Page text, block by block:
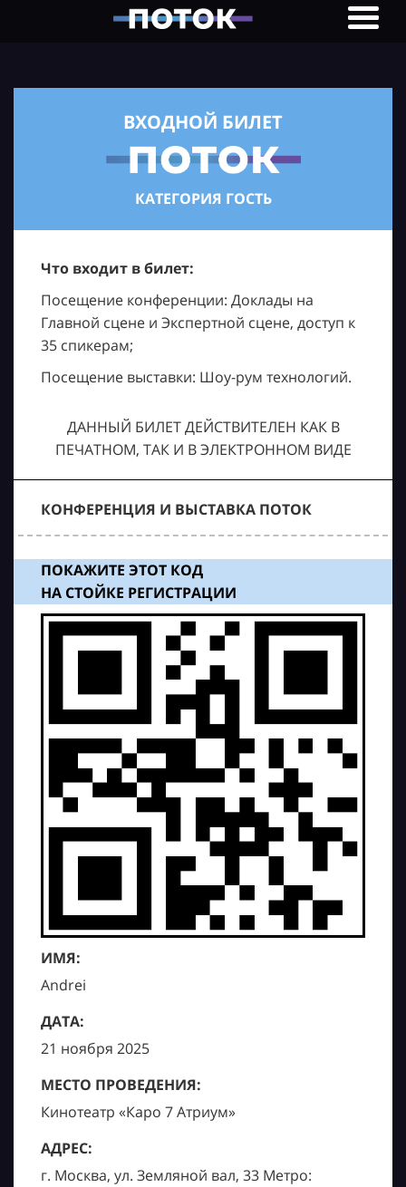
ВХОДНОЙ БИЛЕТ
КАТЕГОРИЯ ГОСТЬ
Что входит в билет:
Посещение конференции: Доклады на
Главной сцене и Экспертной сцене, доступ к
35 спикерам;
Посещение выставки: Шоу-рум технологий.
ДАННЫЙ БИЛЕТ ДЕЙСТВИТЕЛЕН КАК В
ПЕЧАТНОМ, ТАК И В ЭЛЕКТРОННОМ ВИДЕ
КОНФЕРЕНЦИЯ И ВЫСТАВКА ПОТОК
ПОКАЖИТЕ ЭТОТ КОД
НА СТОЙКЕ РЕГИСТРАЦИИ
ИМЯ:
Andrei
ДАТА:
21 ноября 2025
МЕСТО ПРОВЕДЕНИЯ:
Кинотеатр «Каро 7 Атриум»
АДРЕС:
г. Москва, ул. Земляной вал, 33 Метро: